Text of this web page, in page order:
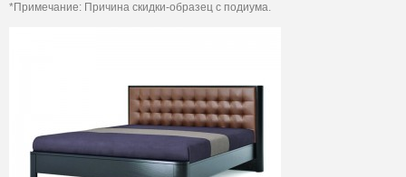
*Примечание: Причина скидки-образец с подиума.